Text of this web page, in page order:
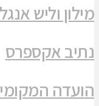
מילון וליש
נתיב אקספרס
הועדה